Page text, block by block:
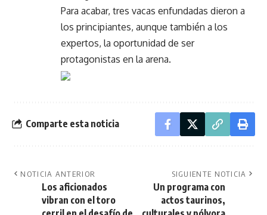
Para acabar, tres vacas enfundadas dieron a
los principiantes, aunque también a los
expertos, la oportunidad de ser
protagonistas en la arena.
Comparte esta noticia
NOTICIA ANTERIOR
Los aficionados
vibran con el toro
SIGUIENTE NOTICIA
Un programa con
actos taurinos,